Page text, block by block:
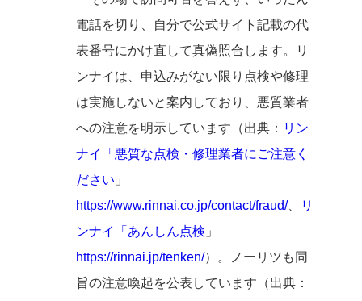
電話を切り、自分で公式サイト記載の代
表番号にかけ直して真偽照合します。リ
ンナイは、申込みがない限り点検や修理
は実施しないと案内しており、悪質業者
への注意を明示しています（出典： リン
ナイ「悪質な点検・修理業者にご注意く
ださい 」
https://www.rinnai.co.jp/contact/fraud/、
リ
ンナイ「あんしん点検 」
https://rinnai.jp/tenken/）。ノーリツも同
旨の注意喚起を公表しています（出典：